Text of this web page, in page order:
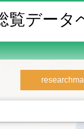
覧データ